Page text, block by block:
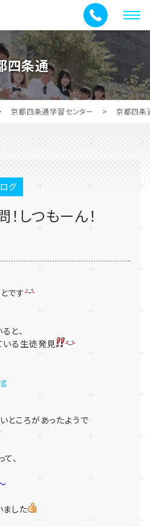
メ
ニ
ュ
ー
四条通
京都四条通学習センター > 京都四条
グ
！しつもーん！
です
と、
いる生徒発見
ところがあったようで
、
ました